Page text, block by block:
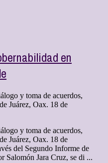
en
y toma de acuerdos,
Juárez, Oax. 18 de
y toma de acuerdos,
Juárez, Oax. 18 de
del Segundo Informe de
Salomón Jara Cruz, se di ...